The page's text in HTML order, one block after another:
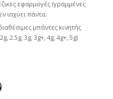
εφαρμογές (γραμμένες
ισχύει πάντα.
μπάντες κινητής
2.5g, 3g, 3g+, 4g, 4g+, 5g)